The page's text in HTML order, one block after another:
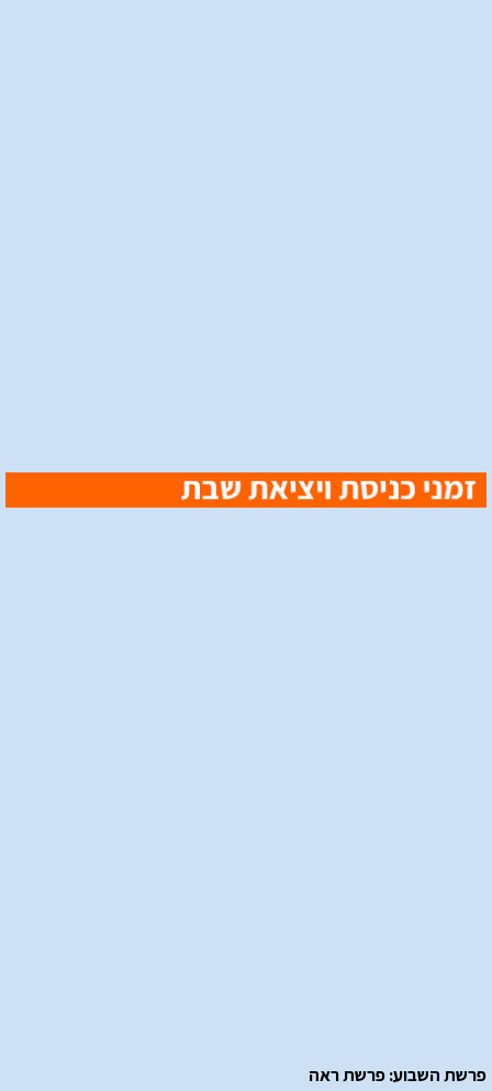
פרשת השבוע: פרשת ראה